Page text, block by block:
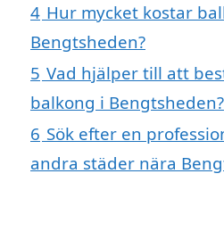
4 Hur mycket kostar
Bengtsheden?
5 Vad hjälper till att
balkong i Bengtsheden?
6 Sök efter en
andra städer nära